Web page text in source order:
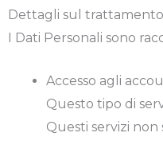
Dettagli sul
I Dati Personali sono
Accesso agli
Questo tipo di
Questi servizi